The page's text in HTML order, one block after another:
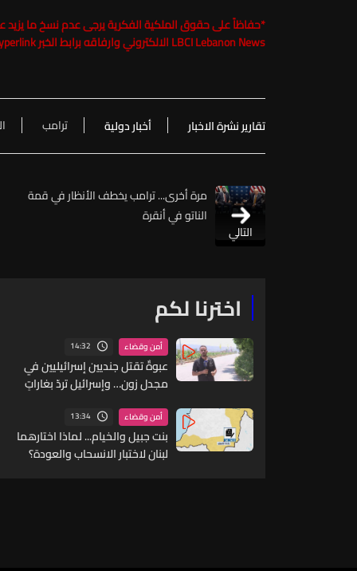
*
LBCI Lebanon News الالكتروني وارفاقه برابط الخبر Hyperlink تحت طائلة الملاحقة القانونية
تقارير نشرة الاخبار أخبار دولية ترامب
التالي
مرة أخرى... ترامب يخطف الأنظار في قمة
الناتو في أنقرة
اخترنا لكم
أمن وقضاء 14:32
عبوةٌ تقتل جنديين إسرائيليين في
مجدل زون… وإسرائيل تردّ بغاراتٍ
أمن وقضاء 13:34
بنت جبيل والخيام... لماذا اختارهما
لبنان لاختبار الانسحاب والعودة؟